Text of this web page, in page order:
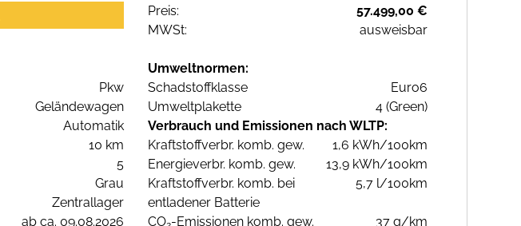
Preis:
57.499,00 €
MWSt:
ausweisbar
Pkw
Geländewagen
Automatik
10 km
5
Grau
Zentrallager
ab ca. 09.08.2026
Umweltnormen:
Schadstoffklasse
Euro6
Umweltplakette
4 (Green)
Verbrauch und Emissionen nach WLTP:
Kraftstoffverbr. komb. gew.
1,6 kWh/100km
Energieverbr. komb. gew.
13,9 kWh/100km
Kraftstoffverbr. komb. bei
entladener Batterie
5,7 l/100km
CO -Emissionen komb. gew. 37 g/km